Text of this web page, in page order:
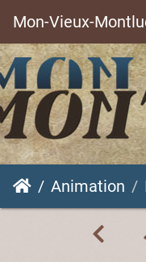
Mon-Vieux-
Animation